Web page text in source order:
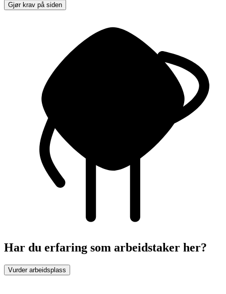
Gjør krav på siden
Har du erfaring som arbeidstaker her?
Vurder arbeidsplass